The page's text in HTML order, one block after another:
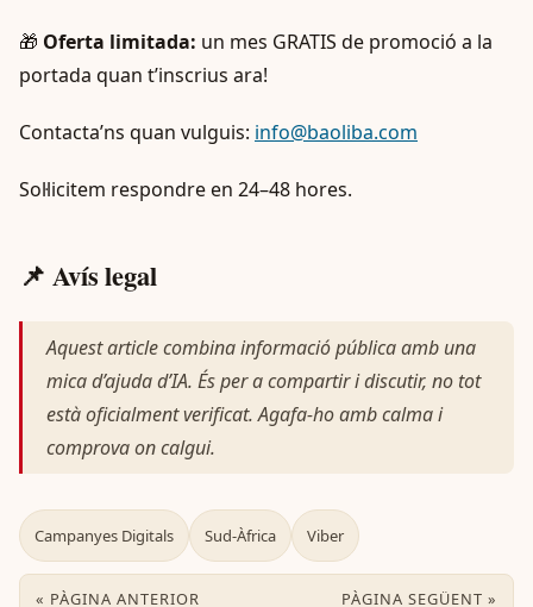
🎁 Oferta limitada: un mes GRATIS de promoció a la
portada quan t’inscrius ara!
Contacta’ns quan vulguis: info@baoliba.com
Sol·licitem respondre en 24–48 hores.
📌 Avís legal
Aquest article combina informació pública amb una
mica d’ajuda d’IA. És per a compartir i discutir, no tot
està oficialment verificat. Agafa-ho amb calma i
comprova on calgui.
Campanyes Digitals Sud-Àfrica Viber
« PÀGINA ANTERIOR PÀGINA SEGÜENT »